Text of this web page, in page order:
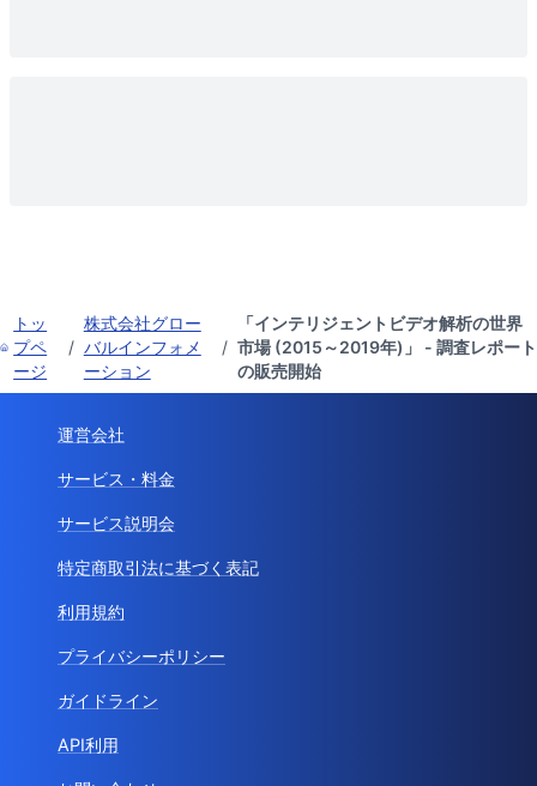
トッ
プペ
ージ
/
株式会社グロー
バルインフォメ
ーション
/
「インテリジェントビデオ解析の世界
市場 (2015～2019年)」 - 調査レポート
の販売開始
運営会社
サービス・料金
サービス説明会
特定商取引法に基づく表記
利用規約
プライバシーポリシー
ガイドライン
API利用